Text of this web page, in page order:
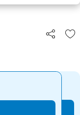
シェア
お